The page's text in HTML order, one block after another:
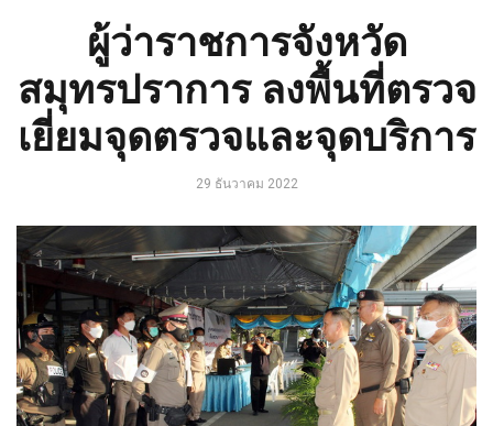
ผู้ว่าราชการจังหวัด
สมุทรปราการ ลงพื้นที่ตรวจ
เยี่ยมจุดตรวจและจุดบริการ
29 ธันวาคม 2022